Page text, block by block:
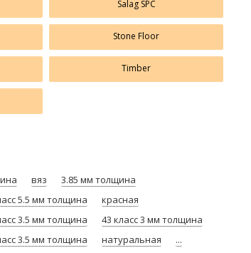
Salag SPC
Stone Floor
Timber
вяз
3.85 мм толщина
5.5 мм толщина
красная
3.5 мм толщина
43 класс 3 мм толщина
3.5 мм толщина натуральная ...